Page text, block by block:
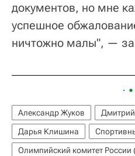
документов, но мне
успешное
ничтожно малы", —
Александр Жуков
Дарья Клишина
Олимпийский комитет России